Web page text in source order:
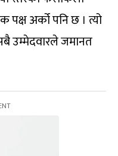
पक्ष अर्को पनि छ । त्यो
उम्मेदवारले जमानत